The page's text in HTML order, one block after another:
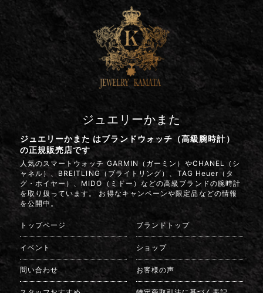
ジュエリーかまた
ジュエリーかまた はブランドウォッチ（高級腕時計）
の正規販売店です
人気のスマートウォッチ GARMIN（ガーミン）やCHANEL（シ
ャネル）、BREITLING（ブライトリング）、TAG Heuer（タ
グ・ホイヤー）、MIDO（ミドー）などの高級ブランドの腕時計
を取り扱っています。 お得なキャンペーンや限定品などの情報
を公開中。
トップページ ブランドトップ
イベント ショップ
問い合わせ お客様の声